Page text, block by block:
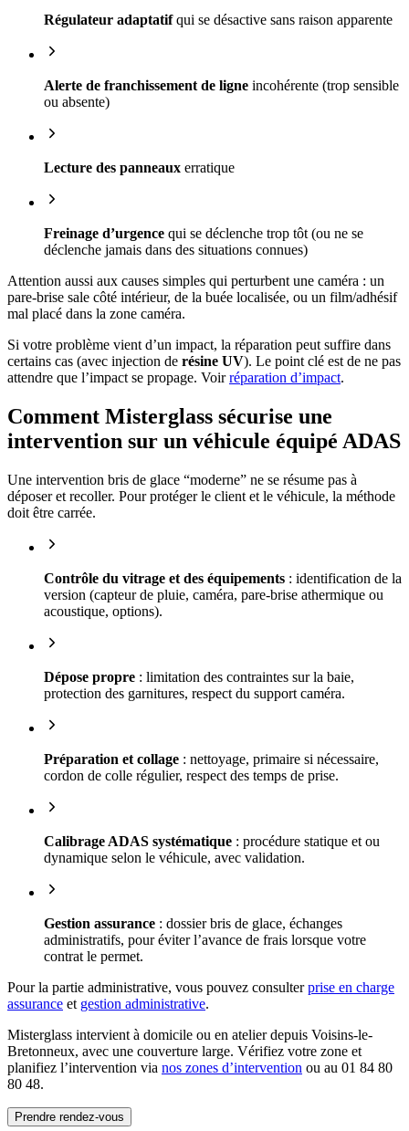
Régulateur adaptatifqui se désactive sans raison apparente
Alerte de franchissement de ligne incohérente (trop sensible
ou absente)
Lecture des panneaux erratique
Freinage d’urgence qui se déclenche trop tôt (ou ne se
déclenche jamais dans des situations connues)
Attention aussi aux causes simples qui perturbent une caméra : un
pare-brise sale côté intérieur, de la buée localisée, ou un film/adhésif
mal placé dans la zone caméra.
Si votre problème vient d’un impact, la réparation peut suffire dans
certains cas (avec injection de résine UV). Le point clé est de ne pas
attendre que l’impact se propage. Voirréparation d’impact.
Comment Misterglass sécurise une
intervention sur un véhicule équipé ADAS
Une intervention bris de glace “moderne” ne se résume pas à
déposer et recoller. Pour protéger le client et le véhicule, la méthode
doit être carrée.
Contrôle du vitrage et des équipements : identification de la
version (capteur de pluie, caméra, pare-brise athermique ou
acoustique, options).
Dépose propre : limitation des contraintes sur la baie,
protection des garnitures, respect du support caméra.
Préparation et collage : nettoyage, primaire si nécessaire,
cordon de colle régulier, respect des temps de prise.
Calibrage ADAS systématique : procédure statique et ou
dynamique selon le véhicule, avec validation.
Gestion assurance : dossier bris de glace, échanges
administratifs, pour éviter l’avance de frais lorsque votre
contrat le permet.
Pour la partie administrative, vous pouvez consulterprise en charge
assurance et gestion administrative.
Misterglass intervient à domicile ou en atelier depuis Voisins-le-
Bretonneux, avec une couverture large. Vérifiez votre zone et
planifiez l’intervention via nos zones d’intervention ou au 01 84 80
80 48.
Prendre rendez-vous